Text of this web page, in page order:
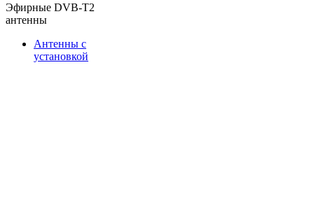
Эфирные DVB-T2
антенны
Антенны с
установкой